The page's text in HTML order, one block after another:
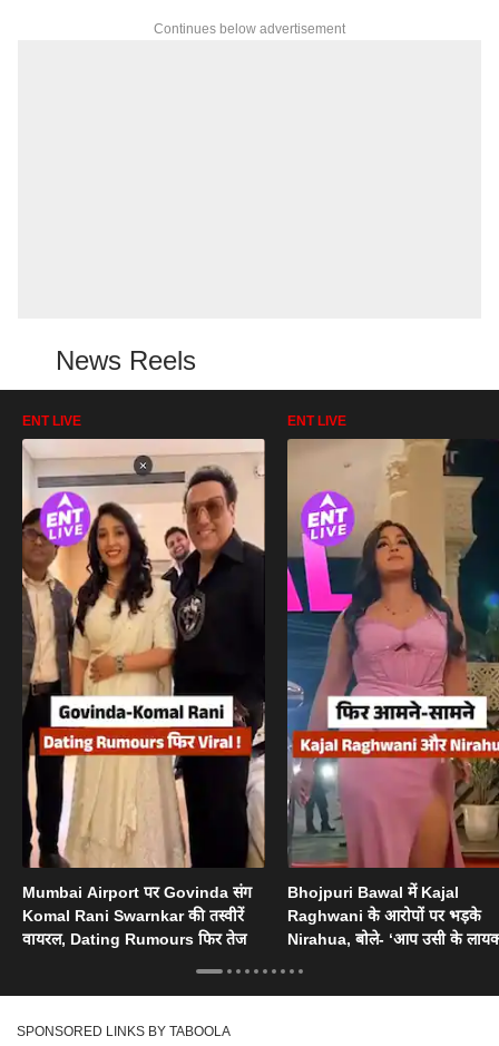
Continues below advertisement
News Reels
ENT LIVE
Mumbai Airport पर Govinda संग
Komal Rani Swarnkar की तस्वीरें
वायरल, Dating Rumours फिर तेज
ENT LIVE
Bhojpuri Bawal में Kajal
Raghwani के आरोपों पर भड़के
Nirahua, बोले- ‘आप उसी के लायक
SPONSORED LINKS BY TABOOLA